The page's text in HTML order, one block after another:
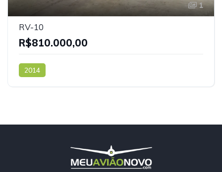
1
RV-10
R$810.000,00
2014